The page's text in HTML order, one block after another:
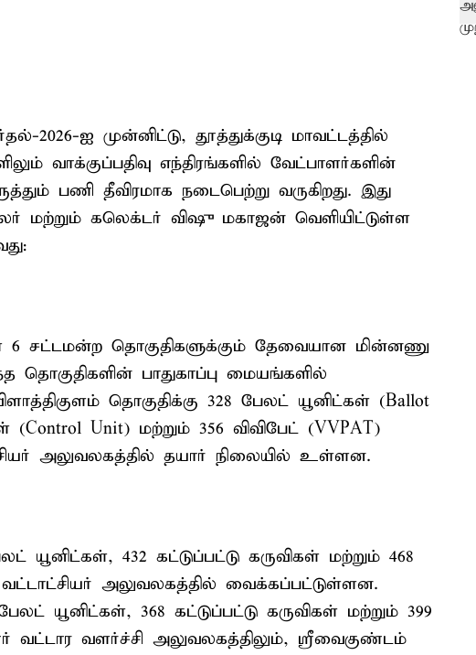
2026-ஐ முன்னிட்டு, தூத்துக்குடி மாவட்டத்தில்
வாக்குப்பதிவு எந்திரங்களில் வேட்பாளர்களின்
பணி தீவிரமாக நடைபெற்று வருகிறது. இது
மற்றும் கலெக்டர் விஷு மகாஜன் வெளியிட்டுள்ள
6 சட்டமன்ற தொகுதிகளுக்கும் தேவையான மின்னணு
தொகுதிகளின் பாதுகாப்பு மையங்களில்
தொகுதிக்கு 328 பேலட் யூனிட்கள் (Ballot
(Control Unit) மற்றும் 356 விவிபேட் (VVPAT)
அலுவலகத்தில் தயார் நிலையில் உள்ளன.
யூனிட்கள், 432 கட்டுப்பட்டு கருவிகள் மற்றும் 468
வட்டாட்சியர் அலுவலகத்தில் வைக்கப்பட்டுள்ளன.
யூனிட்கள், 368 கட்டுப்பட்டு கருவிகள் மற்றும் 399
வட்டார வளர்ச்சி அலுவலகத்திலும், ஸ்ரீவைகுண்டம்